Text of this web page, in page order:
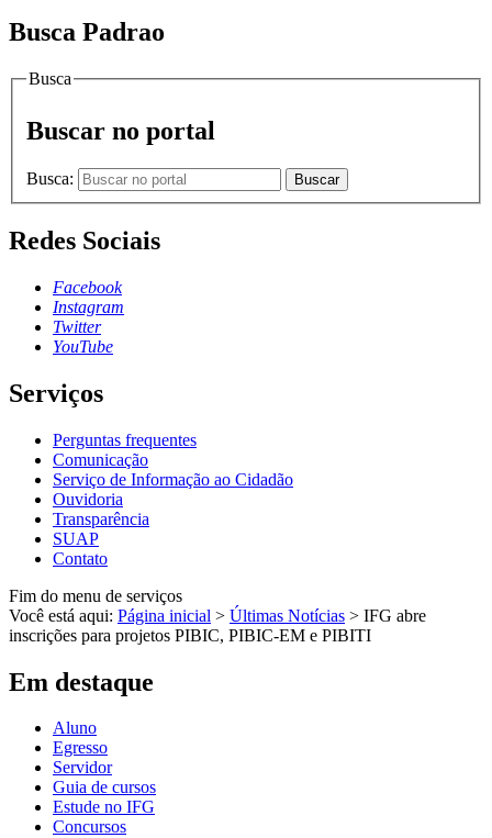
Busca Padrao
Busca
Buscar no portal
Busca: Buscar
Redes Sociais
Facebook
Instagram
Twitter
YouTube
Serviços
Perguntas frequentes
Comunicação
Serviço de Informação ao Cidadão
Ouvidoria
Transparência
SUAP
Contato
Fim do menu de serviços
Você está aqui: Página inicial > Últimas Notícias > IFG abre
inscrições para projetos PIBIC, PIBIC-EM e PIBITI
Em destaque
Aluno
Egresso
Servidor
Guia de cursos
Estude no IFG
Concursos